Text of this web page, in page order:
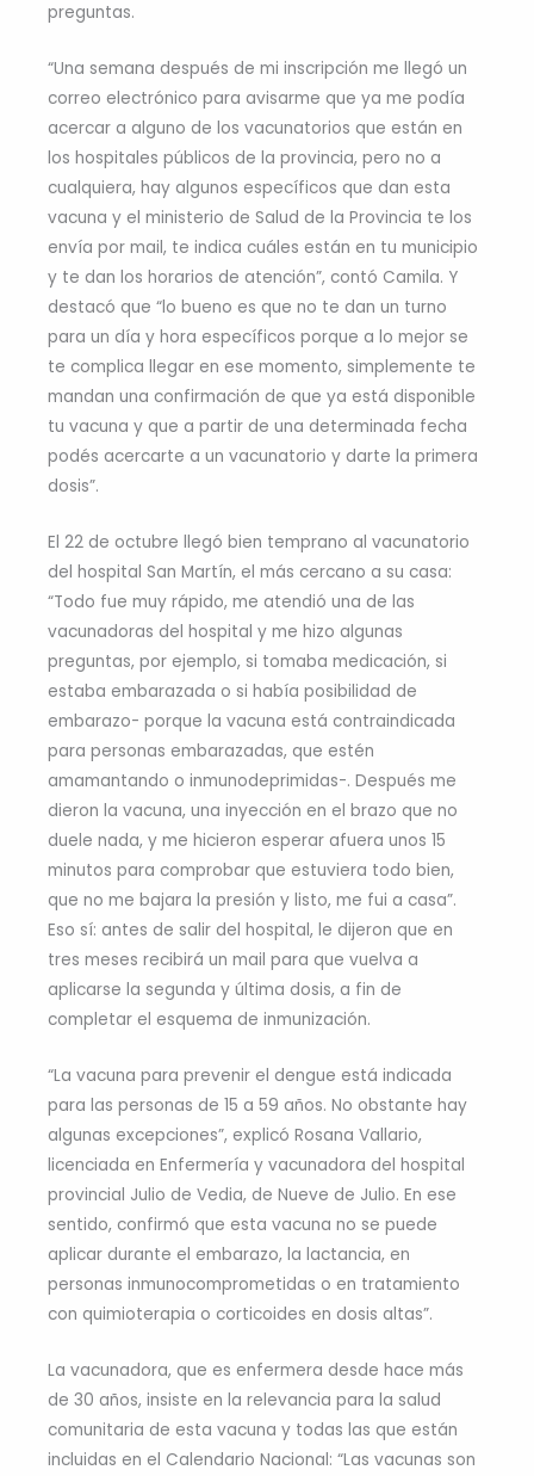
preguntas.
“Una semana después de mi inscripción me llegó un
correo electrónico para avisarme que ya me podía
acercar a alguno de los vacunatorios que están en
los hospitales públicos de la provincia, pero no a
cualquiera, hay algunos específicos que dan esta
vacuna y el ministerio de Salud de la Provincia te los
envía por mail, te indica cuáles están en tu municipio
y te dan los horarios de atención”, contó Camila. Y
destacó que “lo bueno es que no te dan un turno
para un día y hora específicos porque a lo mejor se
te complica llegar en ese momento, simplemente te
mandan una confirmación de que ya está disponible
tu vacuna y que a partir de una determinada fecha
podés acercarte a un vacunatorio y darte la primera
dosis”.
El 22 de octubre llegó bien temprano al vacunatorio
del hospital San Martín, el más cercano a su casa:
“Todo fue muy rápido, me atendió una de las
vacunadoras del hospital y me hizo algunas
preguntas, por ejemplo, si tomaba medicación, si
estaba embarazada o si había posibilidad de
embarazo- porque la vacuna está contraindicada
para personas embarazadas, que estén
amamantando o inmunodeprimidas-. Después me
dieron la vacuna, una inyección en el brazo que no
duele nada, y me hicieron esperar afuera unos 15
minutos para comprobar que estuviera todo bien,
que no me bajara la presión y listo, me fui a casa”.
Eso sí: antes de salir del hospital, le dijeron que en
tres meses recibirá un mail para que vuelva a
aplicarse la segunda y última dosis, a fin de
completar el esquema de inmunización.
“La vacuna para prevenir el dengue está indicada
para las personas de 15 a 59 años. No obstante hay
algunas excepciones”, explicó Rosana Vallario,
licenciada en Enfermería y vacunadora del hospital
provincial Julio de Vedia, de Nueve de Julio. En ese
sentido, confirmó que esta vacuna no se puede
aplicar durante el embarazo, la lactancia, en
personas inmunocomprometidas o en tratamiento
con quimioterapia o corticoides en dosis altas”.
La vacunadora, que es enfermera desde hace más
de 30 años, insiste en la relevancia para la salud
comunitaria de esta vacuna y todas las que están
incluidas en el Calendario Nacional: “Las vacunas son